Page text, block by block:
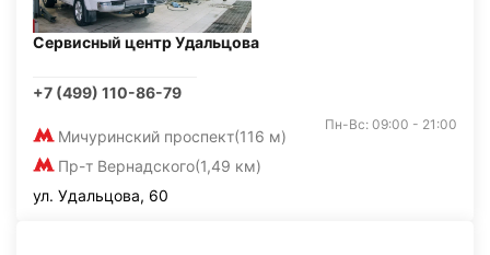
Сервисный центр Удальцова
+7 (499) 110-86-79
Мичуринский проспект(116 м)
Пр-т Вернадского(1,49 км)
Пн-Вс: 09:00 - 21:00
ул. Удальцова, 60